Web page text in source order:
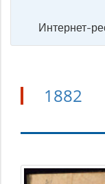
Интернет-
1882
1882